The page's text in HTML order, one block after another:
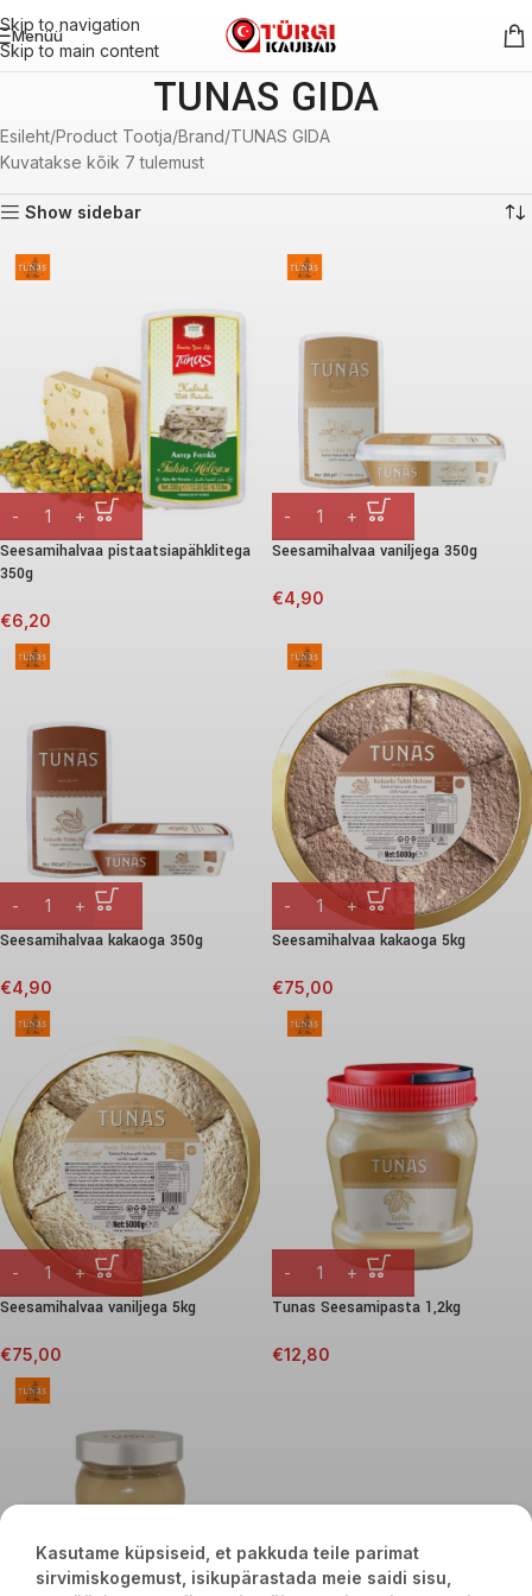
Skip to navigation
Skip to main content
Menüü
TUNAS GIDA
Esileht Product Tootja/Brand TUNAS GIDA
Kuvatakse kõik 7 tulemust
Show sidebar
Seesamihalvaa pistaatsiapähklitega
350g
€6,20
Seesamihalvaa vaniljega 350g
€4,90
Seesamihalvaa kakaoga 350g
€4,90
Seesamihalvaa kakaoga 5kg
€75,00
Seesamihalvaa vaniljega 5kg
€75,00
Tunas Seesamipasta 1,2kg
€12,80
Kasutame küpsiseid, et pakkuda teile parimat
sirvimiskogemust, isikupärastada meie saidi sisu,